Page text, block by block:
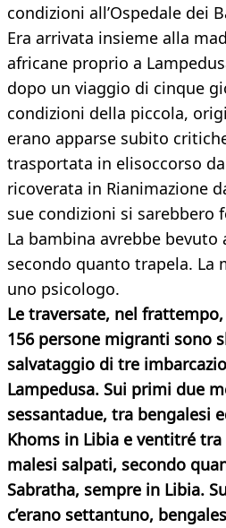
condizioni all’Ospedale dei
Era arrivata insieme alla
africane proprio a
dopo un viaggio di cinque
condizioni della piccola,
erano apparse subito
trasportata in elisoccorso
ricoverata in Rianimazione
sue condizioni si sarebbero
La bambina avrebbe bevuto
secondo quanto trapela. La
uno psicologo.
Le traversate, nel
156 persone migranti sono
salvataggio di tre
Lampedusa. Sui primi due
sessantadue, tra bengalesi
Khoms in Libia e ventitré
malesi salpati, secondo
Sabratha, sempre in Libia.
c’erano settantuno,